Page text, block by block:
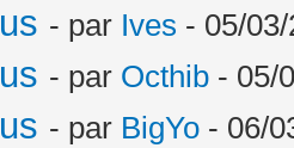
- par Ives - 05/
- par Octhib - 05/
- par BigYo - 06/